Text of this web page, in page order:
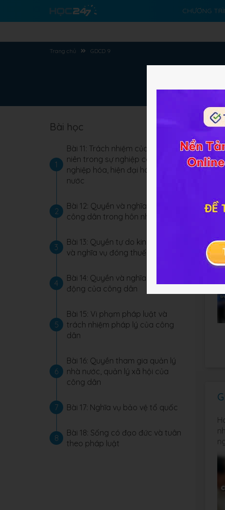
CHƯƠNG
Trang chủ GDCD 9
Bài học
1
Bài 11: Trách nhiệm của thanh
niên trong sự nghiệp công
nghiệp hóa, hiện đại hóa đất
nước
2
Bài 12: Quyền và nghĩa vụ của
công dân trong hôn nhân
3
Bài 13: Quyền tự do kinh doanh
và nghĩa vụ đóng thuế
4
Bài 14: Quyền và nghĩa vụ lao
động của công dân
5
Bài 15: Vi phạm pháp luật và
trách nhiệm pháp lý của công
dân
6
Bài 16: Quyền tham gia quản lý
nhà nước, quản lý xã hội của
công dân
7 Bài 17: Nghĩa vụ bảo vệ tổ quốc
8
Bài 18: Sống có đạo đức và tuân
theo pháp luật
Ở
tiết